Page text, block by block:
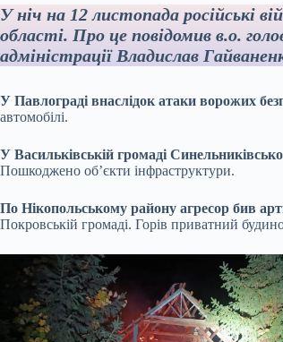
У ніч на 12 листопада російські
області. Про це повідомив в.о.
адміністрації Владислав
У Павлограді внаслідок атаки ворожих
автомобілі.
У Васильківській громаді
Пошкоджено об’єкти інфраструктури.
По Нікопольському району агресор бив
Покровській громаді. Горів приватний